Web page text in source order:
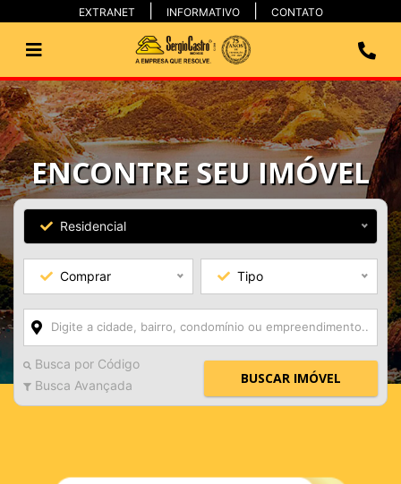
EXTRANET INFORMATIVO CONTATO
ENCONTRE SEU IMÓVEL
Residencial
Comprar Tipo
Busca por Código
Busca Avançada
BUSCAR IMÓVEL